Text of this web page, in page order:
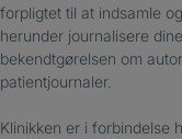
forpligtet til at indsamle
herunder journalisere
bekendtgørelsen om
patientjournaler.
Klinikken er i forbindelse